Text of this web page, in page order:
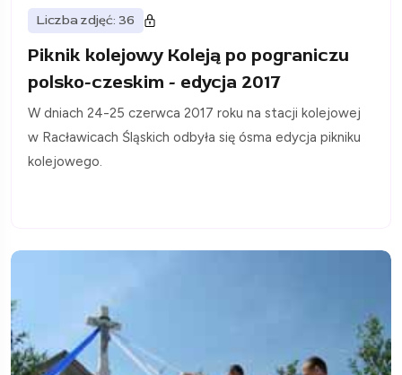
Liczba zdjęć: 36
Piknik kolejowy Koleją po pograniczu
polsko-czeskim - edycja 2017
W dniach 24-25 czerwca 2017 roku na stacji kolejowej
w Racławicach Śląskich odbyła się ósma edycja pikniku
kolejowego.